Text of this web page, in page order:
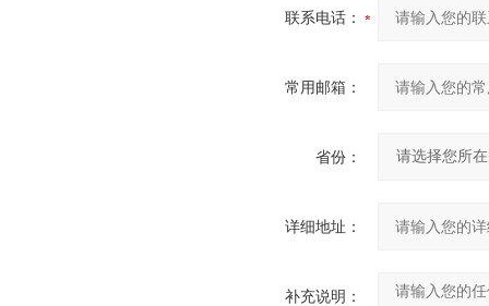
联系电话：
常用邮箱：
省份：
详细地址：
补充说明：